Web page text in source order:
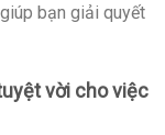
bạn giải quyết
vời cho việc